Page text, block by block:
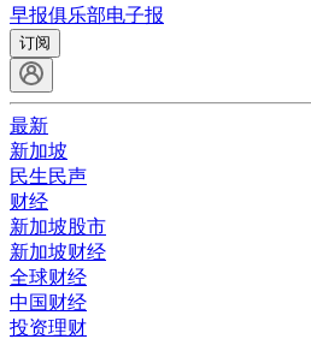
早报俱乐部电子报
订阅
最新
新加坡
民生民声
财经
新加坡股市
新加坡财经
全球财经
中国财经
投资理财